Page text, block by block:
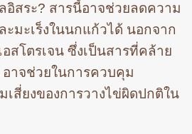
อิสระ? สารนี้อาจช่วยลดความ
ะมะเร็งในนกแก้วได้ นอกจาก
สโตรเจน ซึ่งเป็นสารที่คล้าย
อาจช่วยในการควบคุม
สี่ยงของการวางไข่ผิดปกติใน